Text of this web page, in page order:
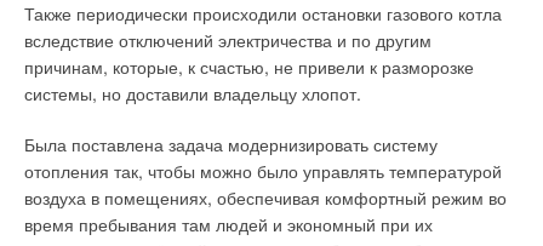
Также периодически происходили остановки газового котла
вследствие отключений электричества и по другим
причинам, которые, к счастью, не привели к разморозке
системы, но доставили владельцу хлопот.
Была поставлена задача модернизировать систему
отопления так, чтобы можно было управлять температурой
воздуха в помещениях, обеспечивая комфортный режим во
время пребывания там людей и экономный при их
Применяемое на ТЭЦ теплофикационное
мы сделали очень неплохой задел на будущее, проведя
большую работу с проектными организациями, инвесторами
и застройщиками. Посмотрим, что это принесёт нам в
ближайшем будущем.